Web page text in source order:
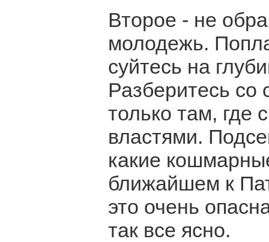
Второе - не
молодежь.
суйтесь на
Разберитесь
только там, где
властями.
какие
ближайшем к
это очень
так все ясно.